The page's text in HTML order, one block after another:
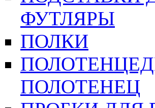
ФУТЛЯРЫ
ПОЛКИ
ПОЛОТЕНЕЦ